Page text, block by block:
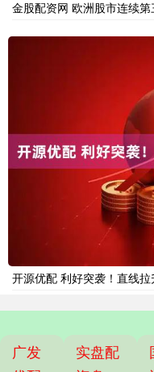
金股配资网 欧洲股市连续
开源优配 利好突袭！直线拉
广发
实盘配